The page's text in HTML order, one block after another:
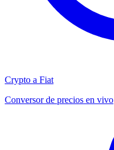
Crypto a Fiat
Conversor de precios en vivo